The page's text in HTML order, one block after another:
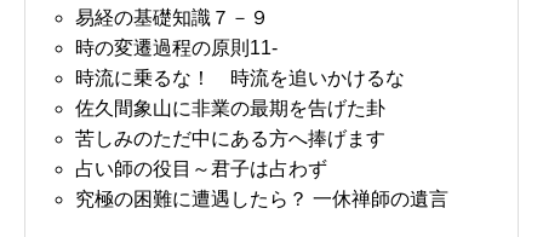
易経の基礎知識７－９
時の変遷過程の原則11-
時流に乗るな！ 時流を追いかけるな
佐久間象山に非業の最期を告げた卦
苦しみのただ中にある方へ捧げます
占い師の役目～君子は占わず
究極の困難に遭遇したら？ 一休禅師の遺言